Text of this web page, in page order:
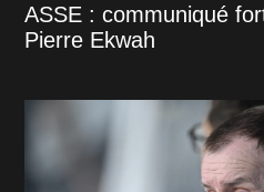
ASSE : communiqué
Pierre Ekwah